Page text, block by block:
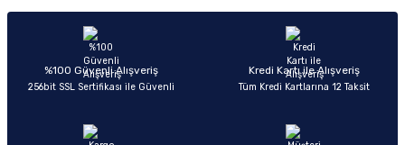
Ürün açıklamasında eksik bilgiler bulunuyor.
Ürün bilgilerinde hatalar bulunuyor.
Ürün fiyatı diğer sitelerden daha pahalı.
Sitemize ilk yorumu siz yapın!
%100 Güvenli Alışveriş
256bit SSL Sertifikası ile Güvenli
Kredi Kartı ile Alışveriş
Tüm Kredi Kartlarına 12 Taksit